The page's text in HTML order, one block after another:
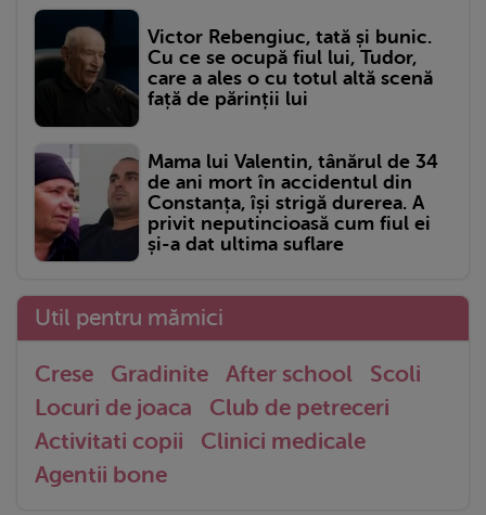
Victor Rebengiuc, tată și bunic.
Cu ce se ocupă fiul lui, Tudor,
care a ales o cu totul altă scenă
față de părinții lui
Mama lui Valentin, tânărul de 34
de ani mort în accidentul din
Constanța, își strigă durerea. A
privit neputincioasă cum fiul ei
și-a dat ultima suflare
Util pentru mămici
Crese Gradinite After school
Scoli
Locuri de joaca
Club de petreceri
Activitati copii
Clinici medicale
Agentii bone